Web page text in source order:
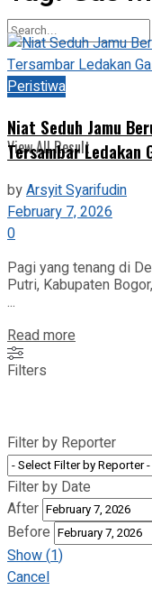
View All Result
No Result
View All Result
Peristiwa
Niat Seduh Jamu
Tersambar Ledakan
byArsyit Syarifudin
February 7, 2026
0
Pagi yang tenang di
Putri, Kabupaten
...
Read more
Filters
Filter by Reporter
Filter by Date
After
Before
Show(1)
Cancel